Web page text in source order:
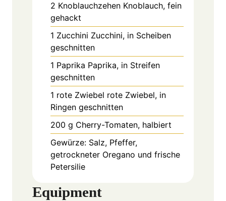
2 Knoblauchzehen Knoblauch, fein
gehackt
1 Zucchini Zucchini, in Scheiben
geschnitten
1 Paprika Paprika, in Streifen
geschnitten
1 rote Zwiebel rote Zwiebel, in
Ringen geschnitten
200 g Cherry-Tomaten, halbiert
Gewürze: Salz, Pfeffer,
getrockneter Oregano und frische
Petersilie
Equipment